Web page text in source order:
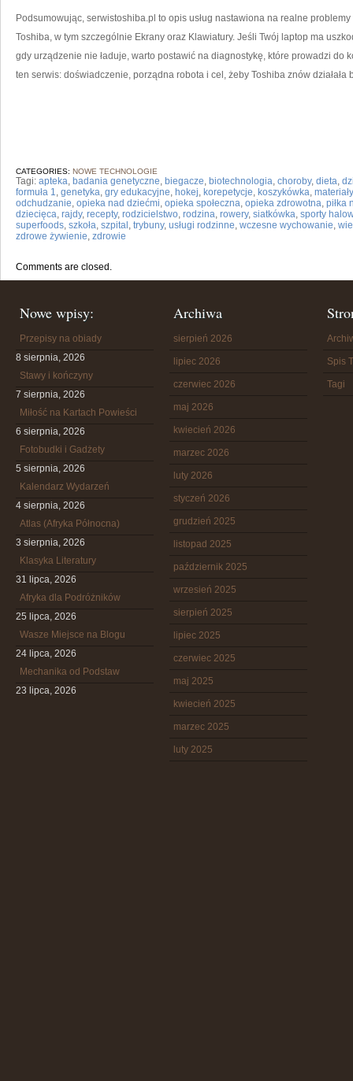
Podsumowując, serwistoshiba.pl to opis usług nastawiona na realne
Toshiba, w tym szczególnie Ekrany oraz Klawiatury. Jeśli Twój laptop ma
gdy urządzenie nie ładuje, warto postawić na diagnostykę, które prowadzi do
ten serwis: doświadczenie, porządna robota i cel, żeby Toshiba znów działała
CATEGORIES: NOWE TECHNOLOGIE
Tagi: apteka, badania genetyczne, biegacze, biotechnologia, choroby, dieta,
formuła 1, genetyka, gry edukacyjne, hokej, korepetycje, koszykówka,
odchudzanie, opieka nad dziećmi, opieka społeczna, opieka zdrowotna, piłka
dziecięca, rajdy, recepty, rodzicielstwo, rodzina, rowery, siatkówka, sporty
superfoods, szkoła, szpital , trybuny, usługi rodzinne, wczesne wychowanie,
zdrowe żywienie, zdrowie
Comments are closed.
Nowe wpisy:
Przepisy na obiady
8 sierpnia, 2026
Stawy i kończyny
7 sierpnia, 2026
Miłość na Kartach Powieści
6 sierpnia, 2026
Fotobudki i Gadżety
5 sierpnia, 2026
Kalendarz Wydarzeń
4 sierpnia, 2026
Atlas (Afryka Północna)
3 sierpnia, 2026
Klasyka Literatury
31 lipca, 2026
Afryka dla Podróżników
25 lipca, 2026
Wasze Miejsce na Blogu
24 lipca, 2026
Mechanika od Podstaw
23 lipca, 2026
Archiwa
sierpień 2026
lipiec 2026
czerwiec 2026
maj 2026
kwiecień 2026
marzec 2026
luty 2026
styczeń 2026
grudzień 2025
listopad 2025
październik 2025
wrzesień 2025
sierpień 2025
lipiec 2025
czerwiec 2025
maj 2025
kwiecień 2025
marzec 2025
luty 2025
Spis
Tagi